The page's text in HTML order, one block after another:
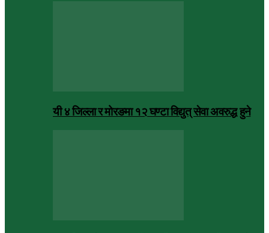
यी ४ जिल्ला र मोरङमा १२ घण्टा विद्युत् सेवा अवरुद्ध हुने